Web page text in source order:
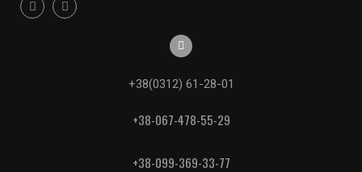
+38(0312) 61-28-01
+38-067-478-55-29
+38-099-369-33-77